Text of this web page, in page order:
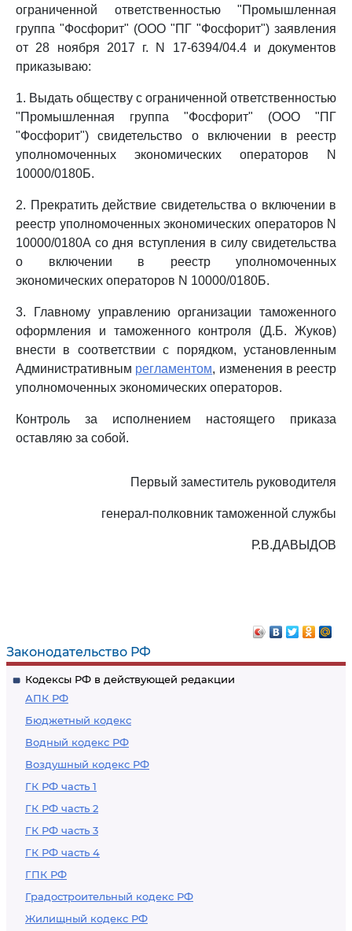
Законодательство РФ
Кодексы РФ в действующей редакции
АПК РФ
Бюджетный кодекс
Водный кодекс РФ
Воздушный кодекс РФ
ГК РФ часть 1
ГК РФ часть 2
ГК РФ часть 3
ГК РФ часть 4
ГПК РФ
Градостроительный кодекс РФ
Жилищный кодекс РФ
ограниченной ответственностью "Промышленная
группа "Фосфорит" (ООО "ПГ "Фосфорит") заявления
от 28 ноября 2017 г. N 17-6394/04.4 и документов
приказываю:
1. Выдать обществу с ограниченной ответственностью
"Промышленная группа "Фосфорит" (ООО "ПГ
"Фосфорит") свидетельство о включении в реестр
уполномоченных экономических операторов N
10000/0180Б.
2. Прекратить действие свидетельства о включении в
реестр уполномоченных экономических операторов N
10000/0180А со дня вступления в силу свидетельства
о включении в реестр уполномоченных
экономических операторов N 10000/0180Б.
3. Главному управлению организации таможенного
оформления и таможенного контроля (Д.Б. Жуков)
внести в соответствии с порядком, установленным
Административным регламентом, изменения в реестр
уполномоченных экономических операторов.
Контроль за исполнением настоящего приказа
оставляю за собой.
Первый заместитель руководителя
генерал-полковник таможенной службы
Р.В.ДАВЫДОВ